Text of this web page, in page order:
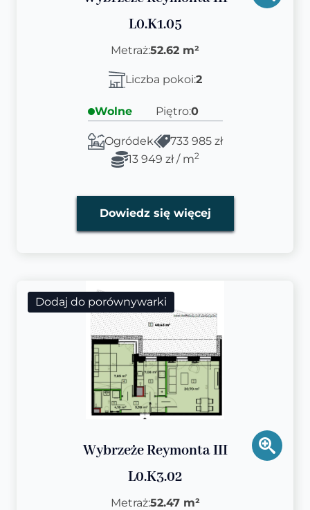
L0.K1.05
Metraż:52.62 m²
Liczba pokoi:2
Wolne Piętro:0
Ogródek
733 985 zł
13 949 zł / m2
Dowiedz się więcej
Dodaj do porównywarki
Wybrzeże Reymonta III
L0.K3.02
Metraż:52.47 m²